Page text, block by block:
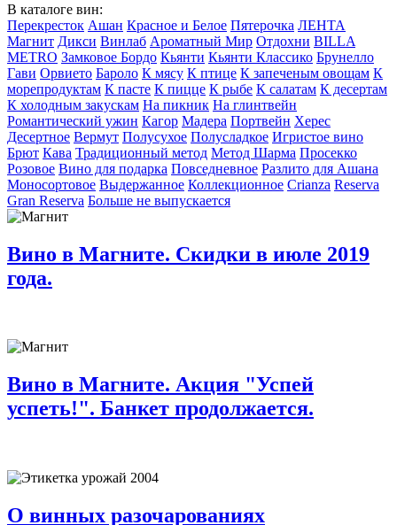
В каталоге вин:
Перекресток Ашан Красное и Белое Пятерочка ЛЕНТА
Магнит Дикси Винлаб Ароматный Мир Отдохни BILLA
METRO Замковое Бордо Кьянти Кьянти Классико Брунелло
Гави Орвието Бароло К мясу К птице К запеченым овощам К
морепродуктам К пасте К пицце К рыбе К салатам К десертам
К холодным закускам На пикник На глинтвейн
Романтический ужин Кагор Мадера Портвейн Херес
Десертное Вермут Полусухое Полусладкое Игристое вино
Брют Кава Традиционный метод Метод Шарма Просекко
Розовое Вино для подарка Повседневное Разлито для Ашана
Моносортовое Выдержанное Коллекционное Crianza Reserva
Gran Reserva Больше не выпускается
Вино в Магните. Скидки в июле 2019
года.
Вино в Магните. Акция "Успей
успеть!". Банкет продолжается.
О винных разочарованиях